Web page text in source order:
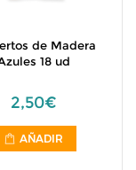
de Madera
18 ud
2,50€
AÑADIR